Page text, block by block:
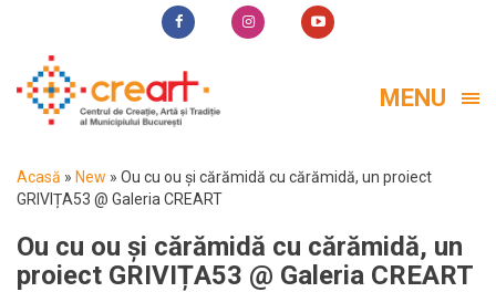
MENU
Acasă » New » Ou cu ou și cărămidă cu cărămidă, un proiect
GRIVIȚA53 @ Galeria CREART
Ou cu ou și cărămidă cu cărămidă, un
proiect GRIVIȚA53 @ Galeria CREART